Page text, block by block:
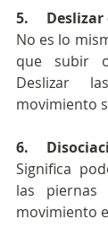
5.
No es lo
que subir
Deslizar
movimiento
6.
Significa
las
movimiento